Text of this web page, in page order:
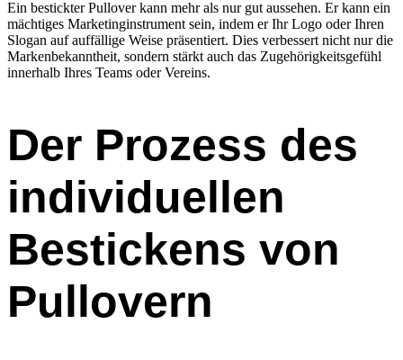
Ein bestickter Pullover kann mehr als nur gut aussehen. Er kann ein
mächtiges Marketinginstrument sein, indem er Ihr Logo oder Ihren
Slogan auf auffällige Weise präsentiert. Dies verbessert nicht nur die
Markenbekanntheit, sondern stärkt auch das Zugehörigkeitsgefühl
innerhalb Ihres Teams oder Vereins.
Der Prozess des
individuellen
Bestickens von
Pullovern